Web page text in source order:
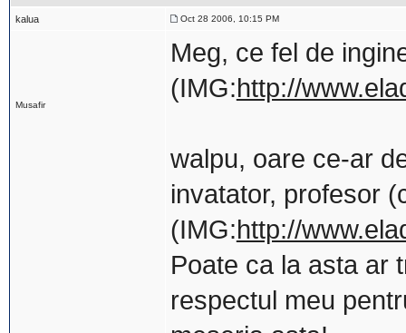
kalua Oct 28 2006, 10:15 PM
Musafir
Meg, ce fel de
(IMG:http://
walpu, oare ce-ar
invatator, profesor
(IMG:http://
Poate ca la asta ar
respectul meu